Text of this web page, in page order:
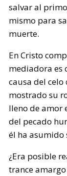
salvar al
mismo para
muerte.
En Cristo
mediadora es
causa del celo
mostrado su
lleno de amor
del pecado
él ha
¿Era posible
trance